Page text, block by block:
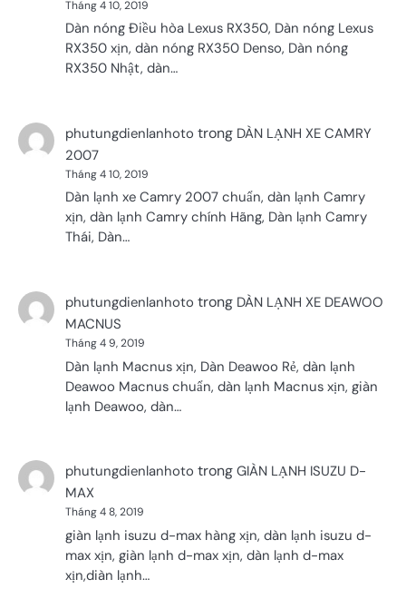
Tháng 4 10, 2019
Dàn nóng Điều hòa Lexus RX350, Dàn nóng Lexus
RX350 xịn, dàn nóng RX350 Denso, Dàn nóng
RX350 Nhật, dàn…
phutungdienlanhoto trong DÀN LẠNH XE CAMRY
2007
Tháng 4 10, 2019
Dàn lạnh xe Camry 2007 chuẩn, dàn lạnh Camry
xịn, dàn lạnh Camry chính Hãng, Dàn lạnh Camry
Thái, Dàn…
phutungdienlanhoto trong DÀN LẠNH XE DEAWOO
MACNUS
Tháng 4 9, 2019
Dàn lạnh Macnus xịn, Dàn Deawoo Rẻ, dàn lạnh
Deawoo Macnus chuẩn, dàn lạnh Macnus xịn, giàn
lạnh Deawoo, dàn…
phutungdienlanhoto trong GIÀN LẠNH ISUZU D-
MAX
Tháng 4 8, 2019
giàn lạnh isuzu d-max hàng xịn, dàn lạnh isuzu d-
max xịn, giàn lạnh d-max xịn, dàn lạnh d-max
xịn,diàn lạnh…